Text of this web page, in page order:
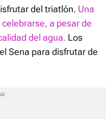
del triatlón. Una
a pesar de
del agua. Los
Sena para disfrutar de